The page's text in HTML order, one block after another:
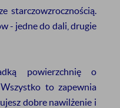
starczowzrocznością.
- jedne do dali, drugie
powierzchnię o
to zapewnia
dobre nawilżenie i
drogą elektroniczną na
z wyprzedaży.